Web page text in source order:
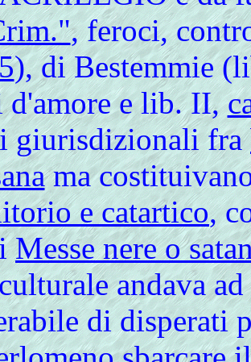
, feroci,
), di Bestemmie
e lib. II,
giurisdizionali fra
ma
e catartico,
Messe nere o
andava
di disperati